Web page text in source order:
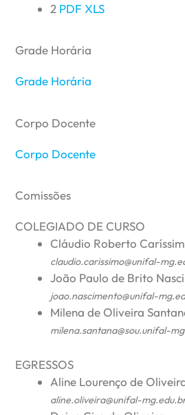
2 PDF XLS
Grade Horária
Grade Horária
Corpo Docente
Corpo Docente
Comissões
COLEGIADO DE CURSO
Cláudio Roberto
claudio.carissimo@unifal-
João Paulo de Brito
joao.nascimento@unifal-
Milena de Oliveira
milena.santana@sou.unifal-
EGRESSOS
Aline Lourenço de
aline.oliveira@unifal-